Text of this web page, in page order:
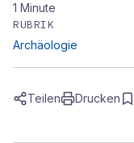
1 Minute
RUBRIK
Archäologie
Teilen Drucken